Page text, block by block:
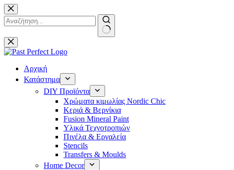
Μετάβαση
στο
περιεχόμενο
No
results
Αρχική
Κατάστημα
DIY Προϊόντα
Χρώματα κιμωλίας Nordic Chic
Κεριά & Βερνίκια
Fusion Mineral Paint
Υλικά Τεχνοτροπιών
Πινέλα & Εργαλεία
Stencils
Transfers & Moulds
Home Decor